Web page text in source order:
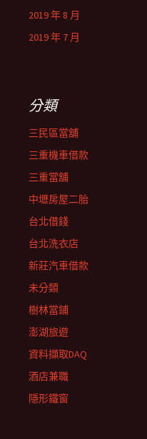
2019 年 8 月
2019 年 7 月
分類
三民區當舖
三重機車借款
三重當舖
中壢房屋二胎
台北借錢
台北洗衣店
新莊汽車借款
未分類
樹林當鋪
澎湖旅遊
資料擷取DAQ
酒店兼職
隱形鐵窗